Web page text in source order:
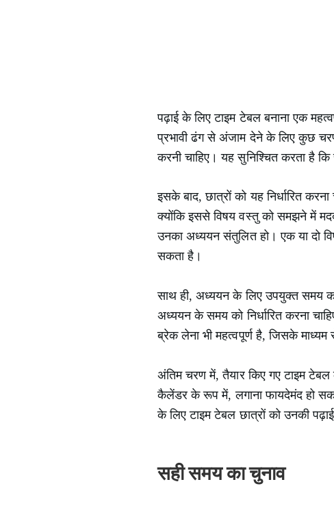
पढ़ाई के लिए टाइम टेबल बनाना एक
प्रभावी ढंग से अंजाम देने के लिए कुछ
करनी चाहिए। यह सुनिश्चित करता है
इसके बाद, छात्रों को यह निर्धारित
क्योंकि इससे विषय वस्तु को समझने में
उनका अध्ययन संतुलित हो। एक या दो
सकता है।
साथ ही, अध्ययन के लिए उपयुक्त समय
अध्ययन के समय को निर्धारित करना
ब्रेक लेना भी महत्वपूर्ण है, जिसके
अंतिम चरण में, तैयार किए गए टाइम
कैलेंडर के रूप में, लगाना फायदेमंद हो
के लिए टाइम टेबल छात्रों को उनकी
सही समय का चुनाव